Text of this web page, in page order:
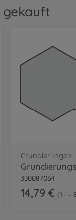
gekauft
Grundierungen
300087064
14,79 € 1 l =